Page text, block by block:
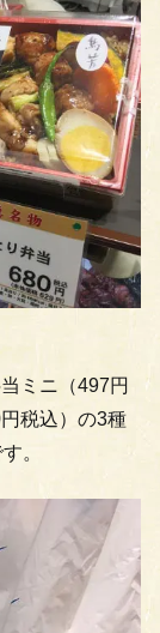
ミニ（497円
税込）の3種
。